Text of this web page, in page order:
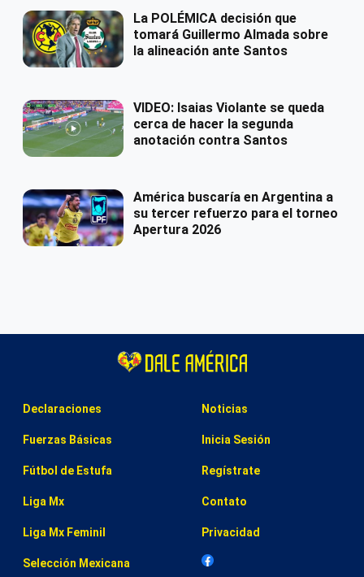
La POLÉMICA decisión que
tomará Guillermo Almada sobre
la alineación ante Santos
VIDEO: Isaias Violante se queda
cerca de hacer la segunda
anotación contra Santos
América buscaría en Argentina a
su tercer refuerzo para el torneo
Apertura 2026
Declaraciones
Fuerzas Básicas
Fútbol de Estufa
Liga Mx
Liga Mx Feminil
Selección Mexicana
Noticias
Inicia Sesión
Regístrate
Contato
Privacidad